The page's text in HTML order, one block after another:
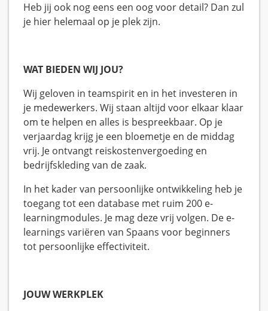
Heb jij ook nog eens een oog voor detail? Dan zul
je hier helemaal op je plek zijn.
WAT BIEDEN WIJ JOU?
Wij geloven in teamspirit en in het investeren in
je medewerkers. Wij staan altijd voor elkaar klaar
om te helpen en alles is bespreekbaar. Op je
verjaardag krijg je een bloemetje en de middag
vrij. Je ontvangt reiskostenvergoeding en
bedrijfskleding van de zaak.
In het kader van persoonlijke ontwikkeling heb je
toegang tot een database met ruim 200 e-
learningmodules. Je mag deze vrij volgen. De e-
learnings variëren van Spaans voor beginners
tot persoonlijke effectiviteit.
JOUW WERKPLEK